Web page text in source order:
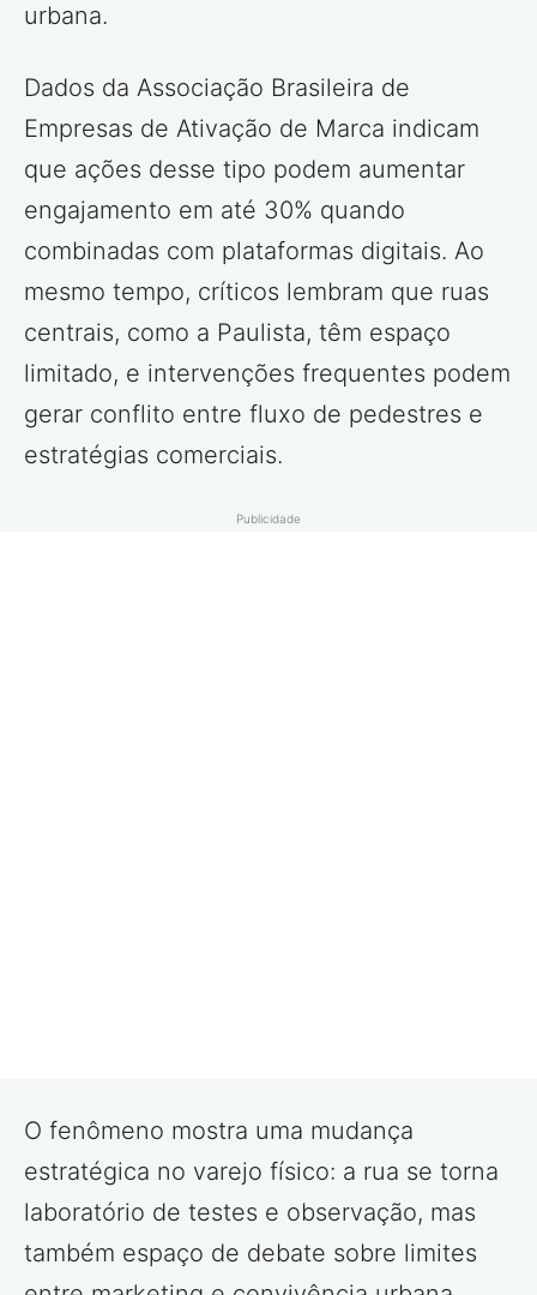
urbana.
Dados da Associação Brasileira de
Empresas de Ativação de Marca indicam
que ações desse tipo podem aumentar
engajamento em até 30% quando
combinadas com plataformas digitais. Ao
mesmo tempo, críticos lembram que ruas
centrais, como a Paulista, têm espaço
limitado, e intervenções frequentes podem
gerar conflito entre fluxo de pedestres e
estratégias comerciais.
Publicidade
O fenômeno mostra uma mudança
estratégica no varejo físico: a rua se torna
laboratório de testes e observação, mas
também espaço de debate sobre limites